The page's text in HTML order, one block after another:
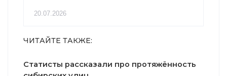
20.07.2026
ЧИТАЙТЕ ТАКЖЕ:
Статисты рассказали про протяжённость